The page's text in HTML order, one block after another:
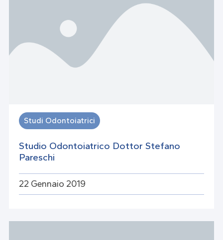
Studi Odontoiatrici
Studio Odontoiatrico Dottor Stefano
Pareschi
22 Gennaio 2019